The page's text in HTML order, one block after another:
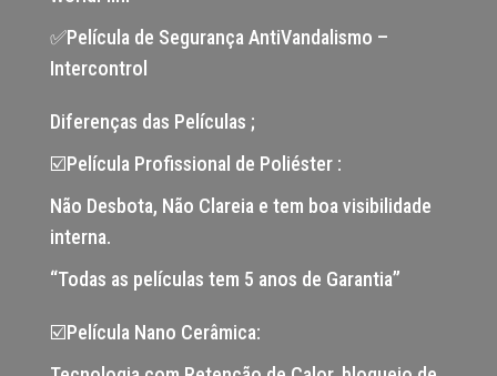
✅Película de Segurança AntiVandalismo –
Intercontrol
Diferenças das Películas ;
☑️Película Profissional de Poliéster :
Não Desbota, Não Clareia e tem boa visibilidade
interna.
“Todas as películas tem 5 anos de Garantia”
☑️Película Nano Cerâmica: